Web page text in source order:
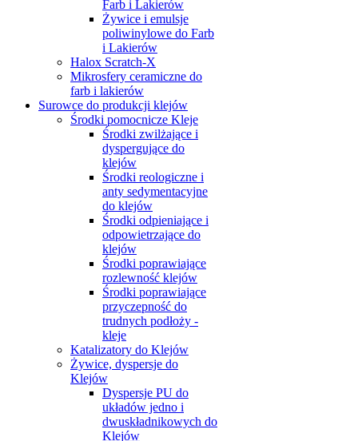
Farb i Lakierów
Żywice i emulsje
poliwinylowe do Farb
i Lakierów
Halox Scratch-X
Mikrosfery ceramiczne do
farb i lakierów
Surowce do produkcji klejów
Środki pomocnicze Kleje
Środki zwilżające i
dyspergujące do
klejów
Środki reologiczne i
anty sedymentacyjne
do klejów
Środki odpieniające i
odpowietrzające do
klejów
Środki poprawiające
rozlewność klejów
Środki poprawiające
przyczepność do
trudnych podłoży -
kleje
Katalizatory do Klejów
Żywice, dyspersje do
Klejów
Dyspersje PU do
układów jedno i
dwuskładnikowych do
Klejów